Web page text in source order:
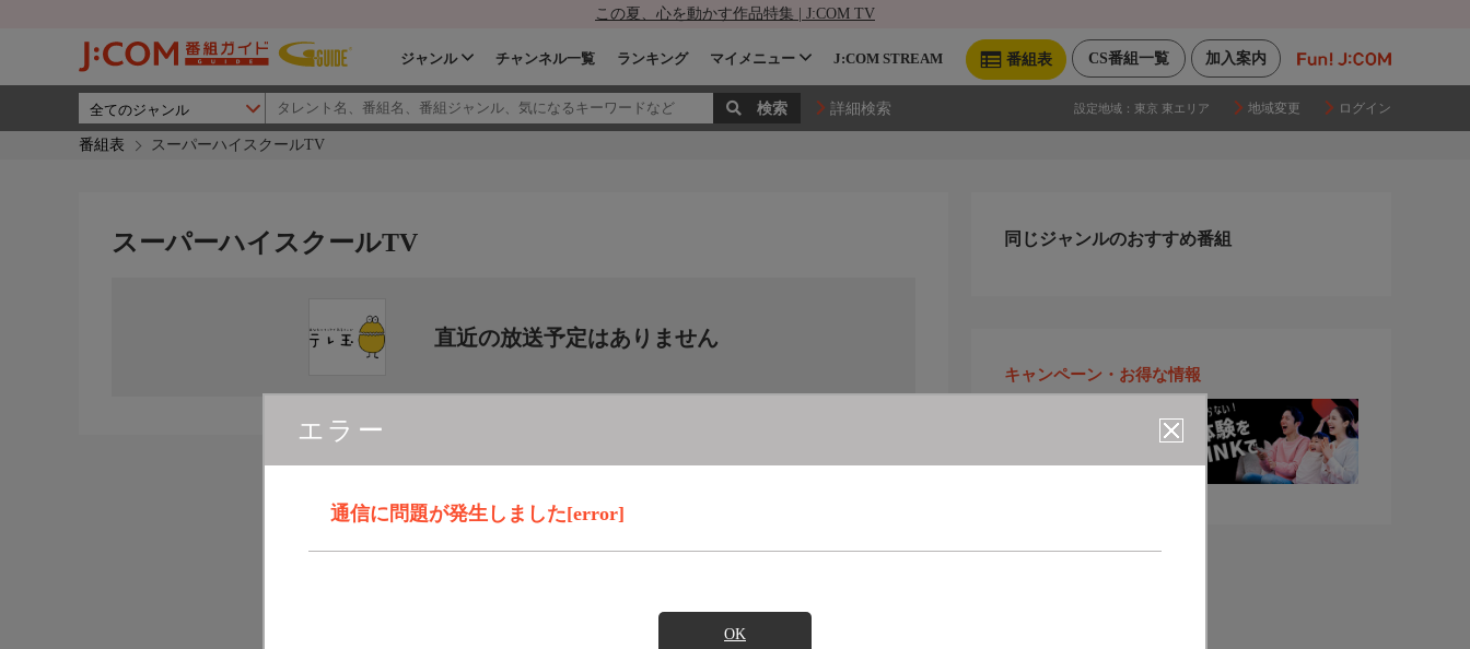
この夏、心を動かす作品特集 | J:COM TV
加入案内
CS番組一覧
番組表
ジャンル チャンネル一覧 ランキング マイメニュー J:COM STREAM
詳細検索 設定地域： 東京 東エリア 地域変更 ログイン
番組表 スーパーハイスクールTV
エラー
通信に問題が発生しました[error]
OK
スーパーハイスクールTV
直近の放送予定はありません
同じジャンルのおすすめ番組
キャンペーン・お得な情報